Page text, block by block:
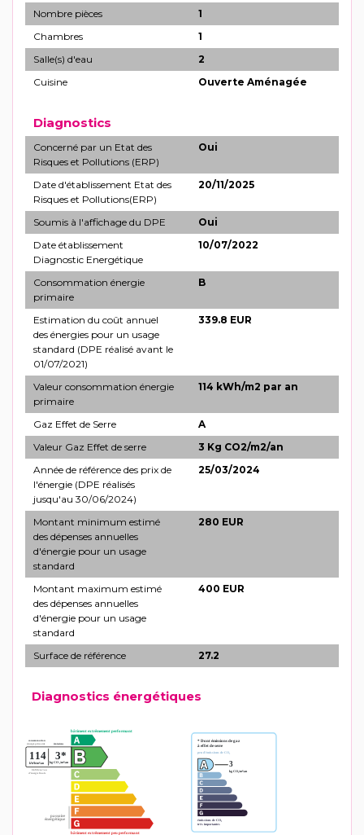
Nombre pièces
1
Chambres
1
Salle(s) d'eau
2
Cuisine
Ouverte Aménagée
Diagnostics
Concerné par un Etat des
Risques et Pollutions (ERP)
Oui
Date d'établissement Etat des
Risques et Pollutions(ERP)
20/11/2025
Soumis à l'affichage du DPE
Oui
Date établissement
Diagnostic Energétique
10/07/2022
Consommation énergie
primaire
B
Estimation du coût annuel
des énergies pour un usage
standard (DPE réalisé avant le
01/07/2021)
339.8 EUR
Valeur consommation énergie
primaire
114 kWh/m2 par an
Gaz Effet de Serre
A
Valeur Gaz Effet de serre
3 Kg CO2/m2/an
Année de référence des prix de
l'énergie (DPE réalisés
jusqu'au 30/06/2024)
25/03/2024
Montant minimum estimé
des dépenses annuelles
d'énergie pour un usage
standard
280 EUR
Montant maximum estimé
des dépenses annuelles
d'énergie pour un usage
standard
400 EUR
Surface de référence 27.2
Diagnostics énergétiques